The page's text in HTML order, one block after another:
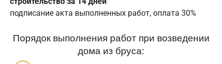
подписание акта выполненных работ, оплата 30%
Порядок выполнения работ при возведении
дома из бруса: